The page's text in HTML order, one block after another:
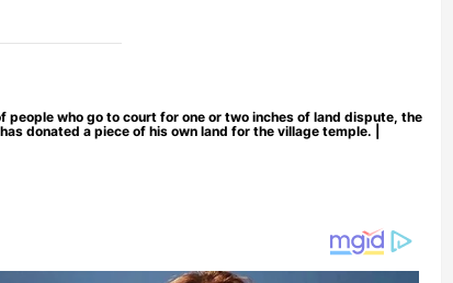
who go to court for one or two inches of land dispute, the
donated a piece of his own land for the village temple. |